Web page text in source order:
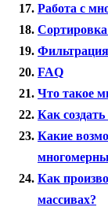
Работа с
FAQ
Что такое
Как
Какие
Как
массивах?